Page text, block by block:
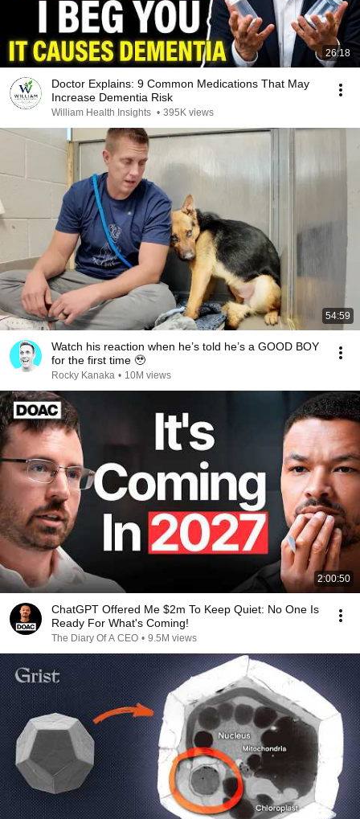
26:18
Doctor Explains: 9 Common Medications That May
Increase Dementia Risk
William Health Insights • 395K views
54:59
Watch his reaction when he’s told he’s a GOOD BOY
for the first time 🥹
Rocky Kanaka • 10M views
2:00:50
ChatGPT Offered Me $2m To Keep Quiet: No One Is
Ready For What's Coming!
The Diary Of A CEO • 9.5M views